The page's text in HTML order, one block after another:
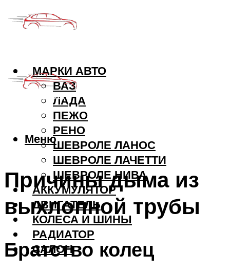
МАРКИ АВТО
ВАЗ
ЛАДА
ПЕЖО
РЕНО
ШЕВРОЛЕ ЛАНОС
ШЕВРОЛЕ ЛАЧЕТТИ
ШЕВРОЛЕ НИВА
АККУМУЛЯТОР
ДВИГАТЕЛЬ
КОЛЕСА И ШИНЫ
РАДИАТОР
САЛОН
Меню
Причины дыма из
выхлопной трубы
Братство колец